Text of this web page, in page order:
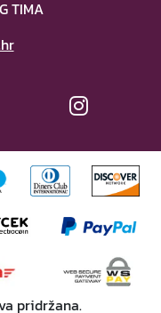
TIMA
pridržana.